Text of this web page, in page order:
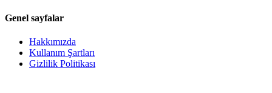
Genel sayfalar
Hakkımızda
Kullanım Şartları
Gizlilik Politikası